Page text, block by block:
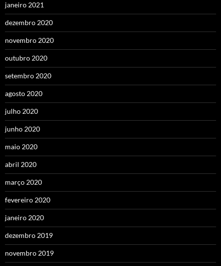
janeiro 2021
dezembro 2020
novembro 2020
outubro 2020
setembro 2020
agosto 2020
julho 2020
junho 2020
maio 2020
abril 2020
março 2020
fevereiro 2020
janeiro 2020
dezembro 2019
novembro 2019